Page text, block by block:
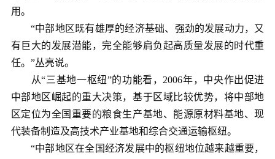
用。
“中部地区既有雄厚的经济基础、强劲的发展动力，又
有巨大的发展潜能，完全能够肩负起高质量发展的时代重
任。”丛亮说。
从“三基地一枢纽”的功能看，2006年，中央作出促进
中部地区崛起的重大决策，基于区域比较优势，将中部地
区定位为全国重要的粮食生产基地、能源原材料基地、现
代装备制造及高技术产业基地和综合交通运输枢纽。
“中部地区在全国经济发展中的枢纽地位越来越重要，